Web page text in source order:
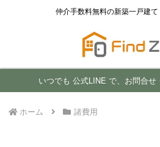
仲介手数料無料の新築一戸建
いつでも 公式LINE で、お問合せ
ホーム 諸費用